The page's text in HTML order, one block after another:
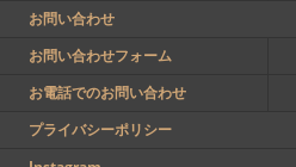
お問い合わせ
お問い合わせフォーム
お電話でのお問い合わせ
プライバシーポリシー